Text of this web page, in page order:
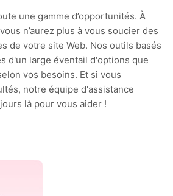
une gamme d’opportunités. À
n’aurez plus à vous soucier des
de votre site Web. Nos outils basés
d'un large éventail d'options que
vos besoins. Et si vous
notre équipe d'assistance
là pour vous aider !